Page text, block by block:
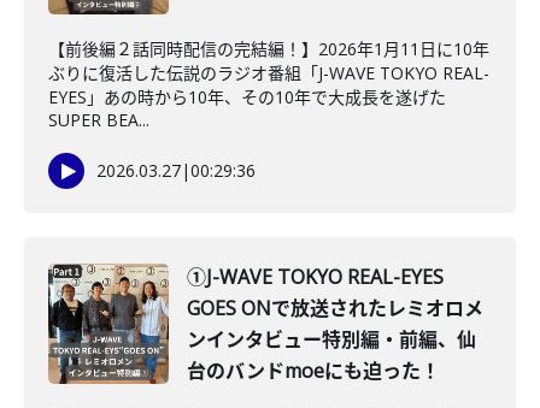
【前後編２話同時配信の完結編！】2026年1月11日に10年
ぶりに復活した伝説のラジオ番組「J-WAVE TOKYO REAL-
EYES」あの時から10年、その10年で大成長を遂げた
SUPER BEA...
2026.03.27|00:29:36
①J-WAVE TOKYO REAL-EYES
GOES ONで放送されたレミオロメ
ンインタビュー特別編・前編、仙
台のバンドmoeにも迫った！